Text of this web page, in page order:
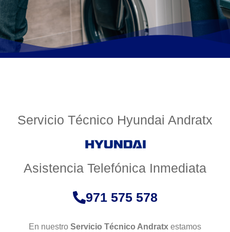
Servicio Técnico Hyundai Andratx
Asistencia Telefónica Inmediata
971 575 578
En nuestro Servicio Técnico Andratx estamos